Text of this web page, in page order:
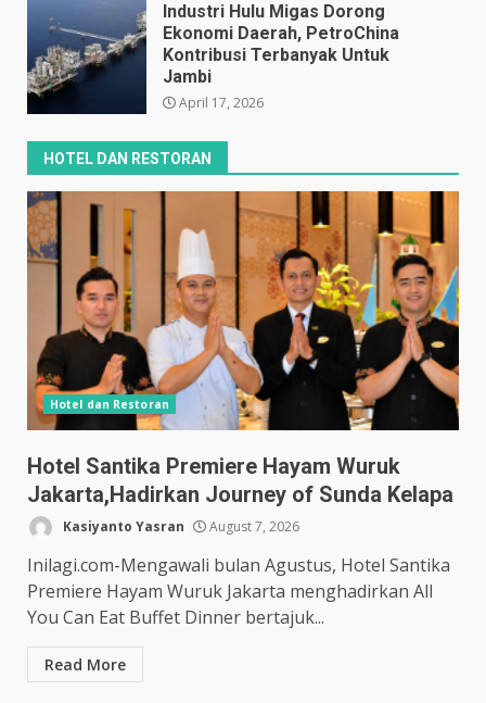
Industri Hulu Migas Dorong
Ekonomi Daerah, PetroChina
Kontribusi Terbanyak Untuk
Jambi
April 17, 2026
HOTEL DAN RESTORAN
Hotel dan Restoran
Hotel Santika Premiere Hayam Wuruk
Jakarta,Hadirkan Journey of Sunda Kelapa
Kasiyanto Yasran August 7, 2026
Inilagi.com-Mengawali bulan Agustus, Hotel Santika
Premiere Hayam Wuruk Jakarta menghadirkan All
You Can Eat Buffet Dinner bertajuk...
Read More